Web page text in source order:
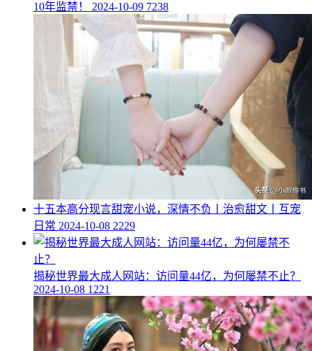
10年监禁！
2024-10-09 7238
​十五本高分现言甜宠小说，深情不负丨治愈甜文丨互宠
日常 2024-10-08 2229
​揭秘世界最大成人网站：访问量44亿，为何屡禁不止？
2024-10-08 1221